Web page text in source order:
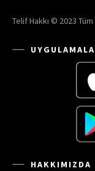
Telif Hakkı © 2023 Tüm
HAKKIMIZDA